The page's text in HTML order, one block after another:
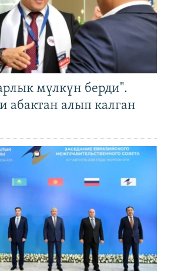
мүлкүн берди".
абактан алып калган